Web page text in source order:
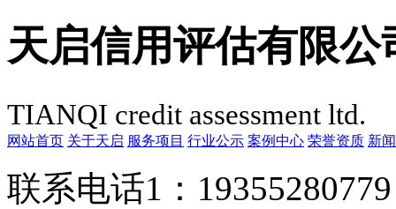
天启信用评估有限公
TIANQI credit assessment ltd.
网站首页 关于天启 服务项目 行业公示 案例中心 荣誉资质 新
联系电话1：